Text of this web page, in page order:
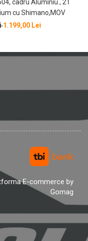
cadru Aluminiu , 21
cu Shimano,MOV
1.199,00 Lei
E-commerce by
Gomag